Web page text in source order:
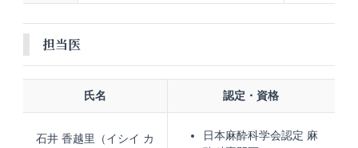
担当医
氏名 認定・資格
石井 香越里（イシイ カ
日本麻酔科学会認定 麻